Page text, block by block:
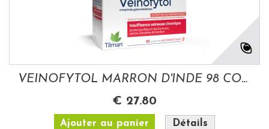
VEINOFYTOL MARRON D'INDE 98 COMPR GASTRO...
€ 27.80
Ajouter au panier Détails